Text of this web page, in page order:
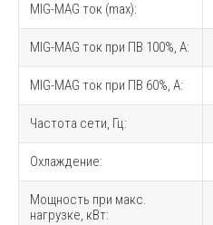
MIG-MAG ток (max):
MIG-MAG ток при ПВ 100%, A:
MIG-MAG ток при ПВ 60%, A:
Частота сети, Гц:
Охлаждение:
Мощность при макс.
нагрузке, кВт: